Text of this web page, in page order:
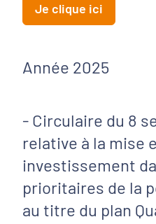
Je clique ici
Année 2025
- Circulaire du 8
relative à la mise
investissement
prioritaires de la
au titre du plan